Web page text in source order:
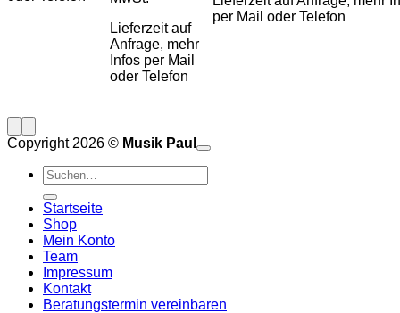
Lieferzeit auf
Anfrage, mehr
Infos per Mail
oder Telefon
per Mail oder Telefon
Copyright 2026 © Musik Paul
Suchen
nach:
Startseite
Shop
Mein Konto
Team
Impressum
Kontakt
Beratungstermin vereinbaren